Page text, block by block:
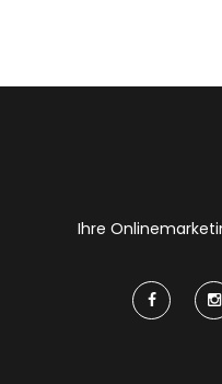
Ihre